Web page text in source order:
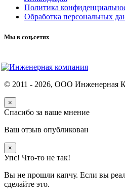
Политика
Обработка персональных
Мы в соц.сетях
© 2011 - 2026, ООО Инженерная
×
Спасибо за ваше мнение
Ваш отзыв опубликован
×
Упс! Что-то не так!
Вы не прошли капчу. Если вы
сделайте это.